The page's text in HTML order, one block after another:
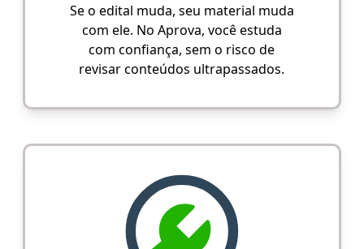
Se o edital muda, seu material muda
com ele. No Aprova, você estuda
com confiança, sem o risco de
revisar conteúdos ultrapassados.